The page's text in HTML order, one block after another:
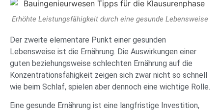
Erhöhte Leistungsfähigkeit durch eine gesunde Lebensweise
Der zweite elementare Punkt einer gesunden
Lebensweise ist die Ernährung. Die Auswirkungen einer
guten beziehungsweise schlechten Ernährung auf die
Konzentrationsfähigkeit zeigen sich zwar nicht so schnell
wie beim Schlaf, spielen aber dennoch eine wichtige Rolle.
Eine gesunde Ernährung ist eine langfristige Investition,